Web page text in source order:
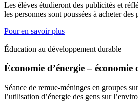
Les élèves étudieront des publicités et
les personnes sont poussées à acheter des
Pour en savoir plus
Éducation au développement durable
Économie d’énergie –
Séance de remue-méninges en groupes
l’utilisation d’énergie des gens sur